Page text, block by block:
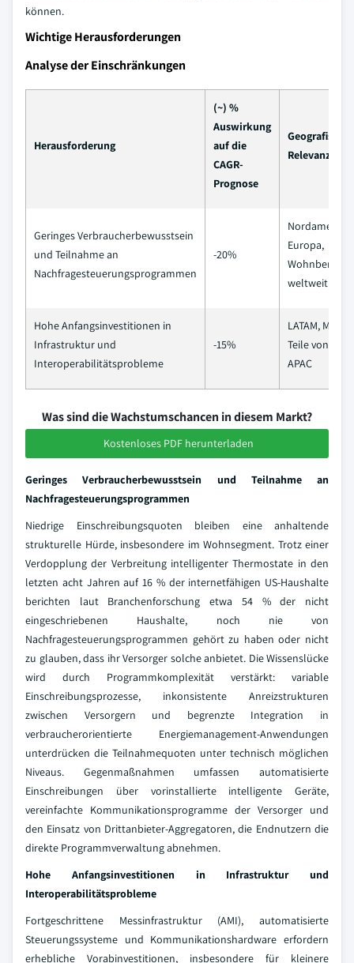
können.
Wichtige Herausforderungen
Analyse der Einschränkungen
Herausforderung
(~) %
Auswirkung
auf die
CAGR-
Prognose
Geografische
Relevanz
Geringes Verbraucherbewusstsein
und Teilnahme an
Nachfragesteuerungsprogrammen
-20%
Nordamerika,
Europa,
Wohnbereich
weltweit
Hohe Anfangsinvestitionen in
Infrastruktur und
Interoperabilitätsprobleme
-15%
LATAM, MENA,
Teile von
APAC
Was sind die Wachstumschancen in diesem Markt?
Kostenloses PDF herunterladen
Geringes Verbraucherbewusstsein und Teilnahme an
Nachfragesteuerungsprogrammen
Niedrige Einschreibungsquoten bleiben eine anhaltende
strukturelle Hürde, insbesondere im Wohnsegment. Trotz einer
Verdopplung der Verbreitung intelligenter Thermostate in den
letzten acht Jahren auf 16 % der internetfähigen US-Haushalte
berichten laut Branchenforschung etwa 54 % der nicht
eingeschriebenen Haushalte, noch nie von
Nachfragesteuerungsprogrammen gehört zu haben oder nicht
zu glauben, dass ihr Versorger solche anbietet. Die Wissenslücke
wird durch Programmkomplexität verstärkt: variable
Einschreibungsprozesse, inkonsistente Anreizstrukturen
zwischen Versorgern und begrenzte Integration in
verbraucherorientierte Energiemanagement-Anwendungen
unterdrücken die Teilnahmequoten unter technisch möglichen
Niveaus. Gegenmaßnahmen umfassen automatisierte
Einschreibungen über vorinstallierte intelligente Geräte,
vereinfachte Kommunikationsprogramme der Versorger und
den Einsatz von Drittanbieter-Aggregatoren, die Endnutzern die
direkte Programmverwaltung abnehmen.
Hohe Anfangsinvestitionen in Infrastruktur und
Interoperabilitätsprobleme
Fortgeschrittene Messinfrastruktur (AMI), automatisierte
Steuerungssysteme und Kommunikationshardware erfordern
erhebliche Vorabinvestitionen, insbesondere für kleinere